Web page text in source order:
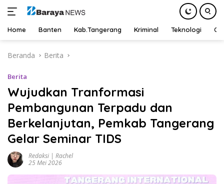
Home Banten Kab.Tangerang Kriminal Teknologi
Beranda Berita
Berita
Wujudkan Tranformasi
Pembangunan Terpadu dan
Berkelanjutan, Pemkab Tangerang
Gelar Seminar TIDS
Redaksi | Rachel
25 Mei 2026